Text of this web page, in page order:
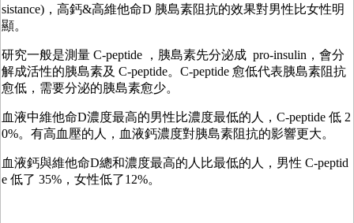
sistance)，高鈣&高維他命D 胰島素阻抗的效果對男性比女性明
顯。
研究一般是測量 C-peptide ，胰島素先分泌成 pro-insulin，會分
解成活性的胰島素及 C-peptide。C-peptide 愈低代表胰島素阻抗
愈低，需要分泌的胰島素愈少。
血液中維他命D濃度最高的男性比濃度最低的人，C-peptide 低 2
0%。有高血壓的人，血液鈣濃度對胰島素阻抗的影響更大。
血液鈣與維他命D總和濃度最高的人比最低的人，男性 C-peptid
e 低了 35%，女性低了12%。